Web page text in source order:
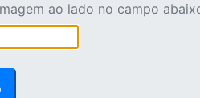
ao lado no campo